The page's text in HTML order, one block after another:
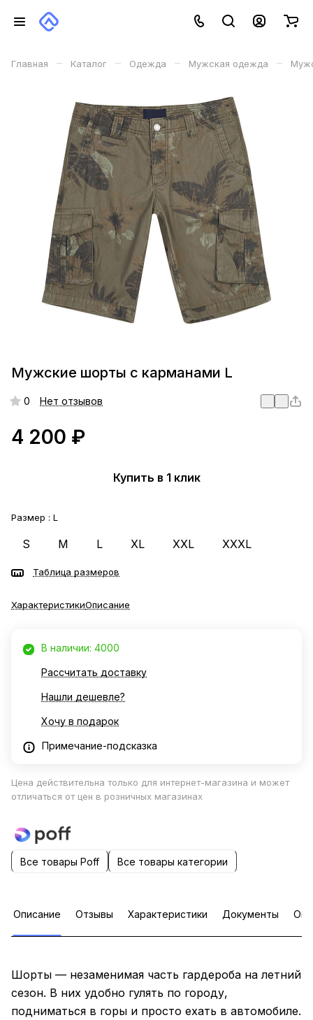
Главная – Каталог – Одежда – Мужская одежда –
Мужские шорты с карманами L
0 Нет отзывов
4 200 ₽
Купить в 1 клик
Размер : L
S M L XL XXL XXXL
Таблица размеров
ХарактеристикиОписание
В наличии: 4000
Рассчитать доставку
Нашли дешевле?
Хочу в подарок
Примечание-подсказка
Цена действительна только для интернет-магазина и может
отличаться от цен в розничных магазинах
Все товары Poff Все товары категории
Описание Отзывы Характеристики Документы
Шорты — незаменимая часть гардероба на летний
сезон. В них удобно гулять по городу,
подниматься в горы и просто ехать в автомобиле.